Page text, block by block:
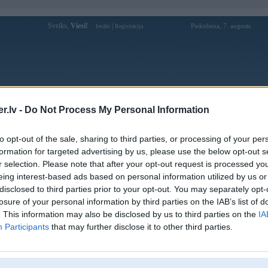
- Do Not Process My Personal Information
opt-out of the sale, sharing to third parties, or processing of your
for targeted advertising by us, please use the below opt-out
selection. Please note that after your opt-out request is processed
interest-based ads based on personal information utilized by us
to third parties prior to your opt-out. You may separately
of your personal information by third parties on the IAB’s list of
This information may also be disclosed by us to third parties on the
Participants that may further disclose it to other third parties.
Sveiks, Viesi! Ienākt Reģistrācija Piektdiena, 7. augusts
Forums Galerijas Reģistrācija Lietotāji
Lietotāja Waldis profils
Pēdējo reizi manīts: Šodien, 18:06
Lietotājvārds:
Waldis
Braucu ar:
All Grip
Ziņojumi forumā:
[Pēdējie ziņojumi forumā]